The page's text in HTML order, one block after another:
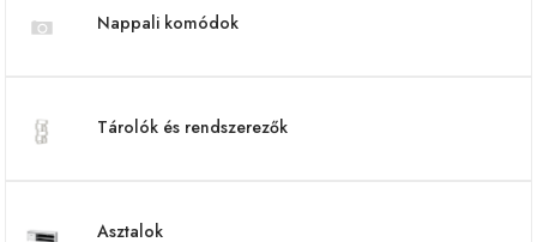
Nappali komódok
Tárolók és rendszerezők
Asztalok